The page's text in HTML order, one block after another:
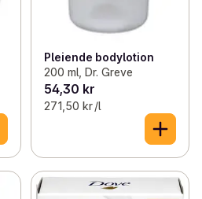
Pleiende bodylotion
200 ml, Dr. Greve
54,30 kr
271,50 kr /l